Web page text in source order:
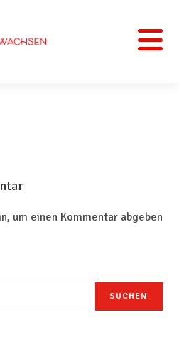
um einen Kommentar abgeben
SUCHEN